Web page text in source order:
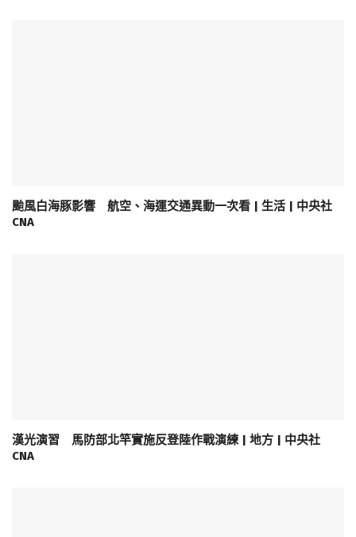
颱風白海豚影響 航空、海運交通異動一次看 | 生活 | 中央社
CNA
漢光演習 馬防部北竿實施反登陸作戰演練 | 地方 | 中央社
CNA